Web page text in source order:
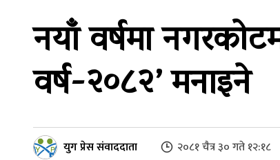
नयाँ वर्षमा
वर्ष-२०८२’ मनाइने
युग प्रेस संवाददाता २०८१ चैत्र ३० गते १२:१८